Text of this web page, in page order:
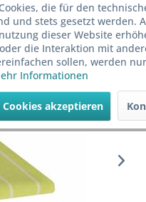
die für den
und stets gesetzt werden.
dieser Website
die Interaktion mit
sollen, werden
Informationen
Cookies akzeptieren